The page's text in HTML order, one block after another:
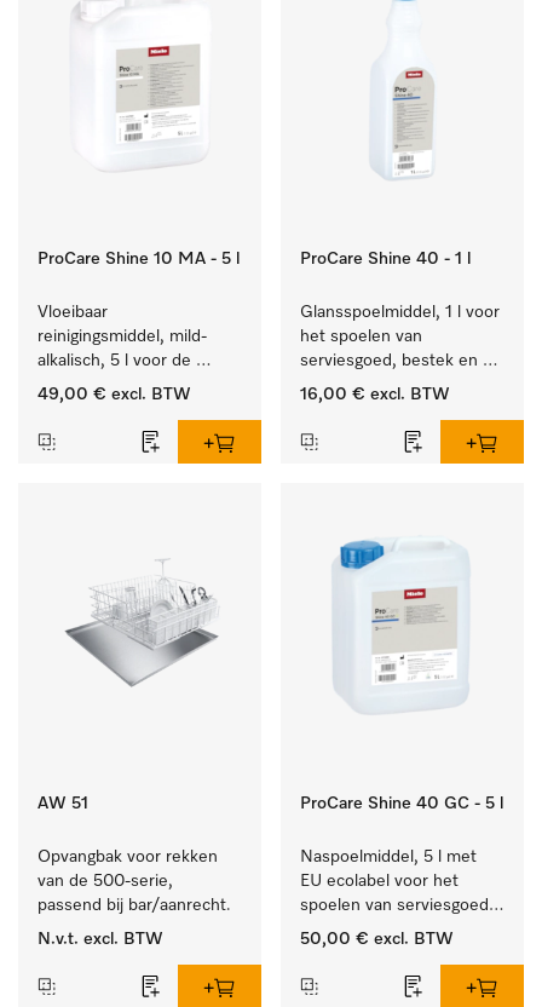
ProCare Shine 10 MA - 5 l
Vloeibaar
reinigingsmiddel, mild-
alkalisch, 5 l voor de
reiniging van lichte
bestek en glazen.
49,00 € excl. BTW
ProCare Shine 40 - 1 l
Glansspoelmiddel, 1 l voor
het spoelen van
serviesgoed, bestek en
ideaal voor glazen.
16,00 € excl. BTW
AW 51
Opvangbak voor rekken
van de 500-serie,
passend bij bar/aanrecht.
N.v.t. excl. BTW
ProCare Shine 40 GC - 5 l
Naspoelmiddel, 5 l met
EU ecolabel voor het
spoelen van serviesgoed,
bestek en glazen.
50,00 € excl. BTW